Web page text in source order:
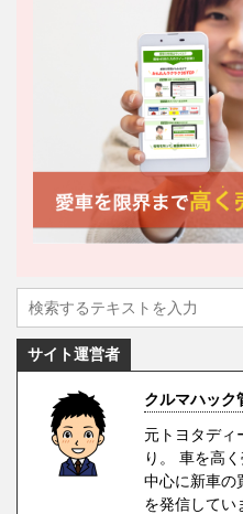
サイト運営者
クルマハック
元トヨタディ
り。 車を高
中心に新車の
を発信してい